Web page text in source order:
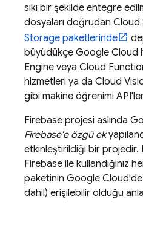
sıkı bir şekilde entegre
dosyaları doğrudan Cloud
Storage paketlerinde
büyüdükçe Google Cloud
Engine veya Cloud
hizmetleri ya da Cloud
gibi makine öğrenimi
Firebase projesi aslında
Firebase'e özgü ek
etkinleştirildiği bir projedir.
Firebase ile kullandığınız
paketinin Google Cloud
dahil) erişilebilir olduğu